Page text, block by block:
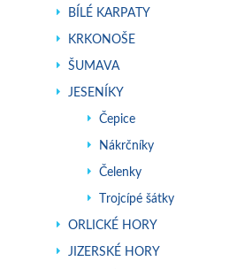
BÍLÉ KARPATY
KRKONOŠE
ŠUMAVA
JESENÍKY
Čepice
Nákrčníky
Čelenky
Trojcípé šátky
ORLICKÉ HORY
JIZERSKÉ HORY